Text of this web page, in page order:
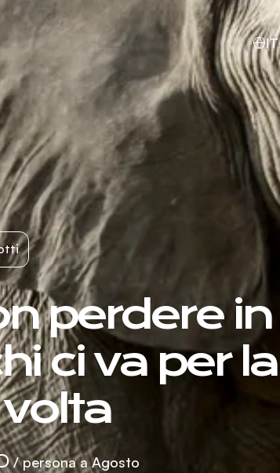
IT
perdere in
ci va per la
/ persona a Agosto